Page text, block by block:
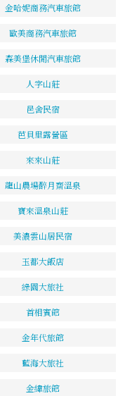
金哈妮商務汽車旅館
歐美商務汽車旅館
森美堡休閒汽車旅館
人字山莊
邑舍民宿
芭貝里露營區
來來山莊
龍山農場醉月齋溫泉
寶來溫泉山莊
美濃雲山居民宿
玉都大飯店
綠園大旅社
首相賓館
金年代旅館
藍海大旅社
金緯旅館